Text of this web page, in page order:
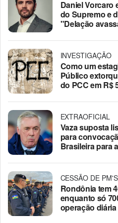
Daniel Vorcaro
do Supremo e
"Delação
INVESTIGAÇÃO
Como um
Público
do PCC em R$
EXTRAOFICIAL
Vaza suposta
para
Brasileira para
CESSÃO DE PM'S
Rondônia tem
enquanto só
operação diária